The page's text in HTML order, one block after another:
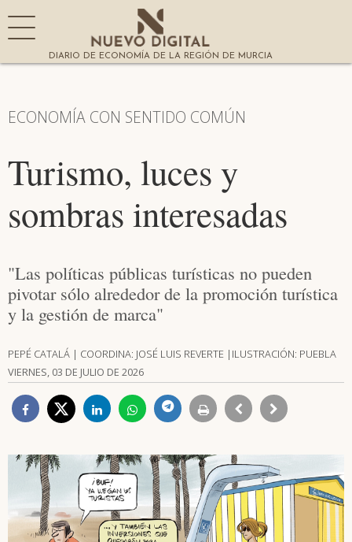
DIARIO DE ECONOMÍA DE LA REGIÓN DE MURCIA
ECONOMÍA CON SENTIDO COMÚN
Turismo, luces y
sombras interesadas
"Las políticas públicas turísticas no pueden
pivotar sólo alrededor de la promoción turística
y la gestión de marca"
PEPÉ CATALÁ | COORDINA: JOSÉ LUIS REVERTE |ILUSTRACIÓN: PUEBLA
VIERNES, 03 DE JULIO DE 2026